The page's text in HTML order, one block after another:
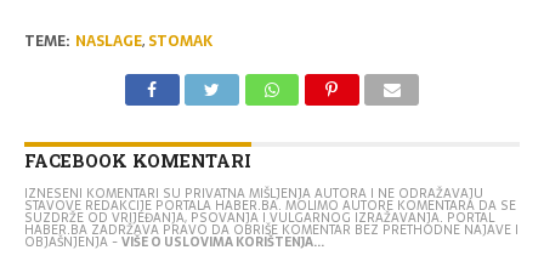
TEME: NASLAGE, STOMAK
FACEBOOK KOMENTARI
IZNESENI KOMENTARI SU PRIVATNA MIŠLJENJA AUTORA I NE ODRAŽAVAJU
STAVOVE REDAKCIJE PORTALA HABER.BA. MOLIMO AUTORE KOMENTARA DA SE
SUZDRŽE OD VRIJEĐANJA, PSOVANJA I VULGARNOG IZRAŽAVANJA. PORTAL
HABER.BA ZADRŽAVA PRAVO DA OBRIŠE KOMENTAR BEZ PRETHODNE NAJAVE I
OBJAŠNJENJA -VIŠE O USLOVIMA KORIŠTENJA...